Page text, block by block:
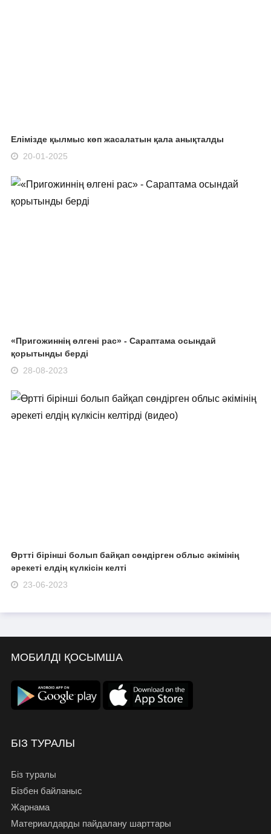
Елімізде қылмыс көп жасалатын қала анықталды
20-01-2025
«Пригожиннің өлгені рас» - Сараптама осындай
қорытынды берді
28-08-2023
Өртті бірінші болып байқап сөндірген облыс әкімінің
әрекеті елдің күлкісін келті
23-06-2023
МОБИЛДІ ҚОСЫМША
БІЗ ТУРАЛЫ
Біз туралы
Бізбен байланыс
Жарнама
Материалдарды пайдалану шарттары